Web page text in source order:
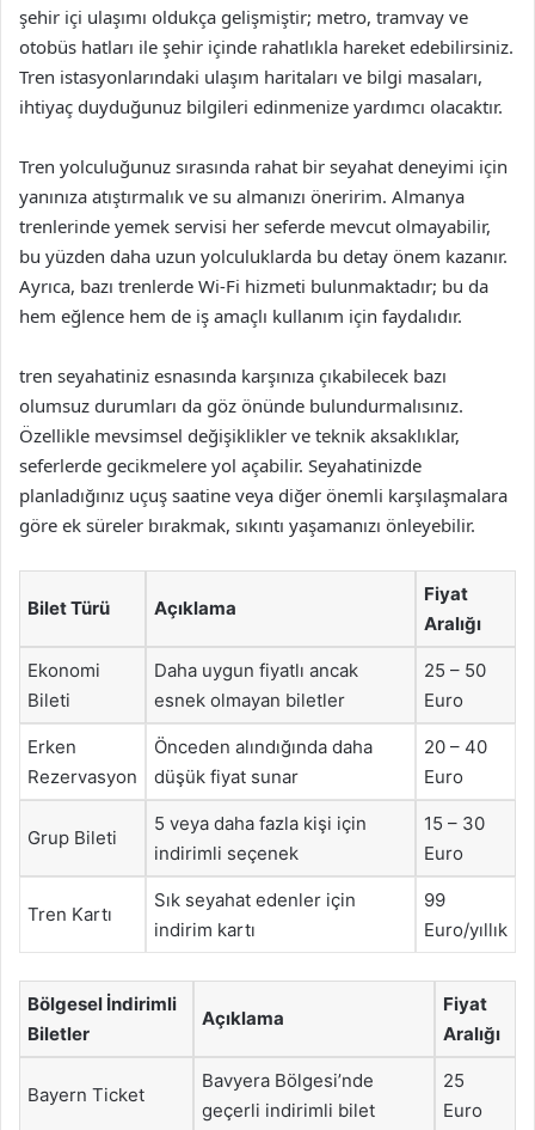
şehir içi ulaşımı oldukça gelişmiştir; metro, tramvay ve
otobüs hatları ile şehir içinde rahatlıkla hareket edebilirsiniz.
Tren istasyonlarındaki ulaşım haritaları ve bilgi masaları,
ihtiyaç duyduğunuz bilgileri edinmenize yardımcı olacaktır.
Tren yolculuğunuz sırasında rahat bir seyahat deneyimi için
yanınıza atıştırmalık ve su almanızı öneririm. Almanya
trenlerinde yemek servisi her seferde mevcut olmayabilir,
bu yüzden daha uzun yolculuklarda bu detay önem kazanır.
Ayrıca, bazı trenlerde Wi-Fi hizmeti bulunmaktadır; bu da
hem eğlence hem de iş amaçlı kullanım için faydalıdır.
tren seyahatiniz esnasında karşınıza çıkabilecek bazı
olumsuz durumları da göz önünde bulundurmalısınız.
Özellikle mevsimsel değişiklikler ve teknik aksaklıklar,
seferlerde gecikmelere yol açabilir. Seyahatinizde
planladığınız uçuş saatine veya diğer önemli karşılaşmalara
göre ek süreler bırakmak, sıkıntı yaşamanızı önleyebilir.
Bilet Türü Açıklama
Fiyat
Aralığı
Ekonomi
Bileti
Daha uygun fiyatlı ancak
esnek olmayan biletler
25 – 50
Euro
Erken
Rezervasyon
Önceden alındığında daha
düşük fiyat sunar
20 – 40
Euro
Grup Bileti
5 veya daha fazla kişi için
indirimli seçenek
15 – 30
Euro
Tren Kartı
Sık seyahat edenler için
indirim kartı
99
Euro/yıllık
Bölgesel İndirimli
Biletler
Açıklama
Fiyat
Aralığı
Bayern Ticket
Bavyera Bölgesi’nde
geçerli indirimli bilet
25
Euro